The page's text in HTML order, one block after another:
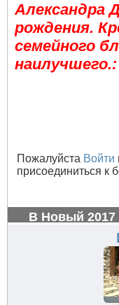
Александра
рождения.
семейного
наилучшего.:
Пожалуйста Войти
присоединиться к
В Новый